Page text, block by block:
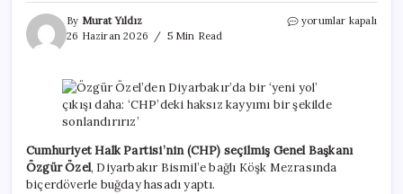
By Murat Yıldız
26 Haziran 2026
5 Min Read
Özgür
‘yeni
yol’
çıkışı
‘CHP’deki
haksız
kayyımı
yorumlar kapalı
Cumhuriyet Halk Partisi’nin (CHP) seçilmiş Genel Başkanı
Özgür Özel, Diyarbakır Bismil’e bağlı Köşk Mezrasında
biçerdöverle buğday hasadı yaptı.